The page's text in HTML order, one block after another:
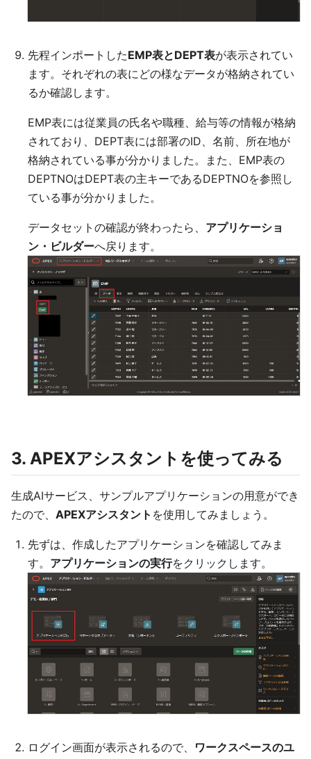
先程インポートしたEMP表とDEPT表が表示されてい
ます。それぞれの表にどの様なデータが格納されてい
るか確認します。
EMP表には従業員の氏名や職種、給与等の情報が格納
されており、DEPT表には部署のID、名前、所在地が
格納されている事が分かりました。また、EMP表の
DEPTNOはDEPT表の主キーであるDEPTNOを参照し
ている事が分かりました。
データセットの確認が終わったら、 アプリケーショ
ン・ビルダーへ戻ります。
3. APEXアシスタントを使ってみる
生成AIサービス、サンプルアプリケーションの用意ができ
たので、 APEXアシスタント を使用してみましょう。
先ずは、作成したアプリケーションを確認してみま
す。 アプリケーションの実行をクリックします。
ログイン画面が表示されるので、 ワークスペースのユ